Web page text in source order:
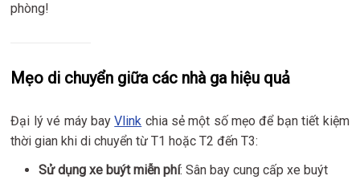
phòng!
Mẹo di chuyển giữa các nhà ga hiệu quả
Đại lý vé máy bayVlink chia sẻ một số mẹo để bạn tiết kiệm
thời gian khi di chuyển từ T1 hoặc T2 đến T3:
Sử dụng xe buýt miễn phí: Sân bay cung cấp xe buýt